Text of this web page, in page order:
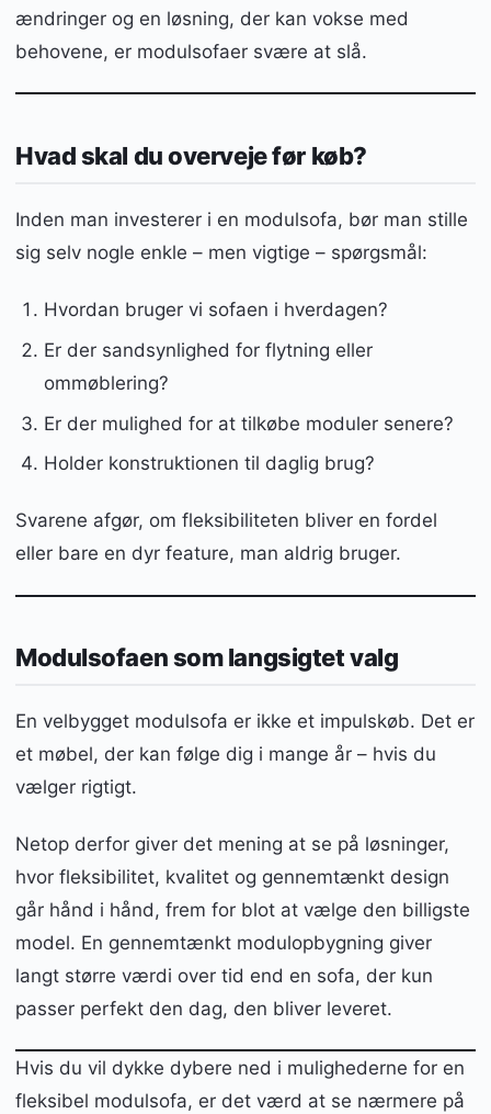
ændringer og en løsning, der kan vokse med
behovene, er modulsofaer svære at slå.
Hvad skal du overveje før køb?
Inden man investerer i en modulsofa, bør man stille
sig selv nogle enkle – men vigtige – spørgsmål:
Hvordan bruger vi sofaen i hverdagen?
Er der sandsynlighed for flytning eller
ommøblering?
Er der mulighed for at tilkøbe moduler senere?
Holder konstruktionen til daglig brug?
Svarene afgør, om fleksibiliteten bliver en fordel
eller bare en dyr feature, man aldrig bruger.
Modulsofaen som langsigtet valg
En velbygget modulsofa er ikke et impulskøb. Det er
et møbel, der kan følge dig i mange år – hvis du
vælger rigtigt.
Netop derfor giver det mening at se på løsninger,
hvor fleksibilitet, kvalitet og gennemtænkt design
går hånd i hånd, frem for blot at vælge den billigste
model. En gennemtænkt modulopbygning giver
langt større værdi over tid end en sofa, der kun
passer perfekt den dag, den bliver leveret.
Hvis du vil dykke dybere ned i mulighederne for en
fleksibel modulsofa, er det værd at se nærmere på